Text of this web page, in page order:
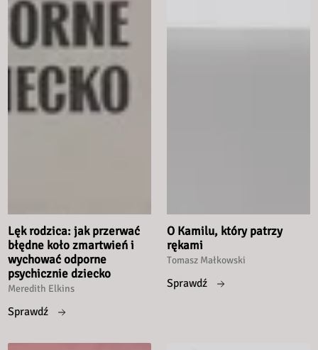
Lęk rodzica: jak przerwać
błędne koło zmartwień i
wychować odporne
psychicznie dziecko
Meredith Elkins
Sprawdź
O Kamilu, który patrzy
rękami
Tomasz Małkowski
Sprawdź